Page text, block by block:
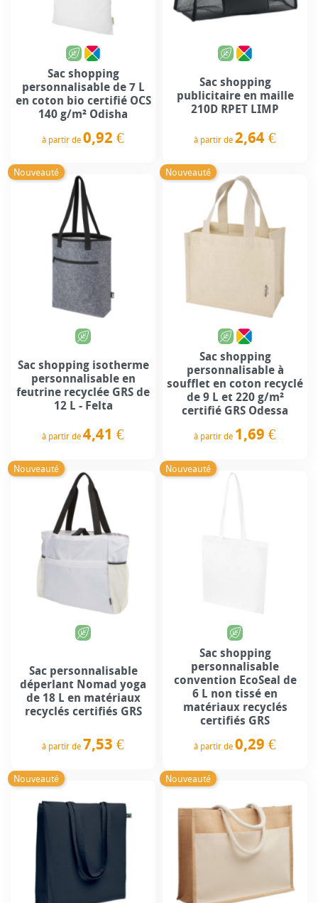
Sac shopping
personnalisable de 7 L
en coton bio certifié OCS
140 g/m² Odisha
à partir de 0,92 €
Sac shopping
publicitaire en maille
210D RPET LIMP
à partir de 2,64 €
Nouveauté
Sac shopping isotherme
personnalisable en
feutrine recyclée GRS de
12 L - Felta
à partir de 4,41 €
Nouveauté
Sac shopping
personnalisable à
soufflet en coton recyclé
de 9 L et 220 g/m²
certifié GRS Odessa
à partir de 1,69 €
Nouveauté
Sac personnalisable
déperlant Nomad yoga
de 18 L en matériaux
recyclés certifiés GRS
à partir de 7,53 €
Nouveauté
Sac shopping
personnalisable
convention EcoSeal de
6 L non tissé en
matériaux recyclés
certifiés GRS
à partir de 0,29 €
Nouveauté Nouveauté